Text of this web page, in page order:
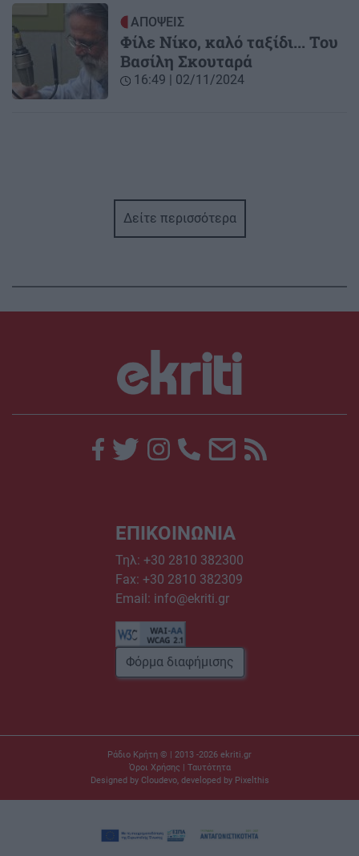
ΑΠΟΨΕΙΣ
Φίλε Νίκο, καλό ταξίδι... Του
Βασίλη Σκουταρά
16:49 | 02/11/2024
Δείτε περισσότερα
ΕΠΙΚΟΙΝΩΝΙΑ
Τηλ: +30 2810 382300
Fax: +30 2810 382309
Email: info@ekriti.gr
Φόρμα διαφήμισης
Ράδιο Κρήτη © | 2013 -2026 ekriti.gr
Όροι Χρήσης
Ταυτότητα
Designed by Cloudevo, developed by Pixelthis